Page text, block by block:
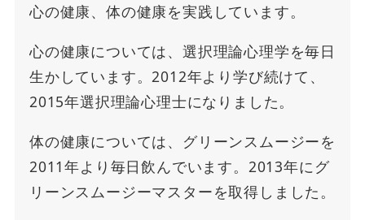
心の健康、体の健康を実践しています。
心の健康については、選択理論心理学を毎日
生かしています。2012年より学び続けて、
2015年選択理論心理士になりました。
体の健康については、グリーンスムージーを
2011年より毎日飲んでいます。2013年にグ
リーンスムージーマスターを取得しました。